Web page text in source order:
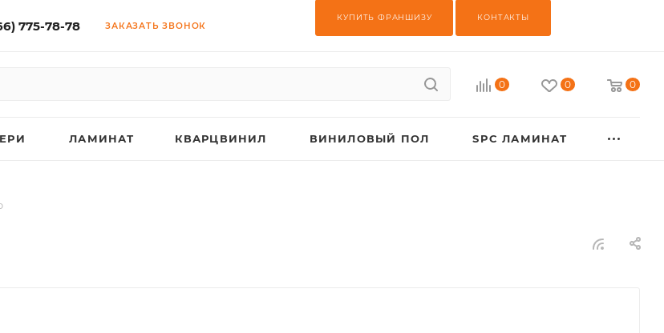
775-78-78 ЗАКАЗАТЬ ЗВОНОК
КУПИТЬ ФРАНШИЗУ КОНТАКТЫ
0 0 0
ЛАМИНАТ КВАРЦВИНИЛ ВИНИЛОВЫЙ ПОЛ SPC ЛАМИНАТ